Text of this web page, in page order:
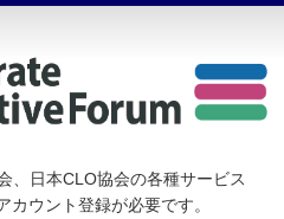
、日本CLO協会の各種サービス
カウント登録が必要です。